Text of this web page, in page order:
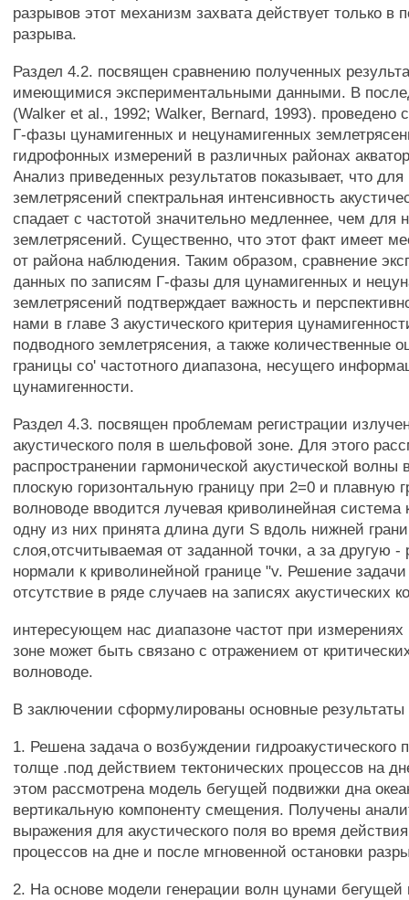
разрывов этот механизм захвата действует только в
разрыва.
Раздел 4.2. посвящен сравнению полученных
имеющимися экспериментальными данными. В
(Walker et al., 1992; Walker, Bernard, 1993). проведено
Г-фазы цунамигенных и нецунамигенных
гидрофонных измерений в различных районах
Анализ приведенных результатов показывает, что
землетрясений спектральная интенсивность
спадает с частотой значительно медленнее, чем для
землетрясений. Существенно, что этот факт имеет
от района наблюдения. Таким образом, сравнение
данных по записям Г-фазы для цунамигенных и
землетрясений подтверждает важность и
нами в главе 3 акустического критерия
подводного землетрясения, а также количественные
границы со' частотного диапазона, несущего
цунамигенности.
Раздел 4.3. посвящен проблемам регистрации
акустического поля в шельфовой зоне. Для этого
распространении гармонической акустической
плоскую горизонтальную границу при 2=0 и плавную
волноводе вводится лучевая криволинейная система
одну из них принята длина дуги S вдоль нижней
слоя,отсчитываемая от заданной точки, а за другую -
нормали к криволинейной границе "v. Решение задачи
отсутствие в ряде случаев на записях акустических
интересующем нас диапазоне частот при
зоне может быть связано с отражением от
волноводе.
В заключении сформулированы основные
1. Решена задача о возбуждении гидроакустического
толще .под действием тектонических процессов на
этом рассмотрена модель бегущей подвижки дна
вертикальную компоненту смещения. Получены
выражения для акустического поля во время
процессов на дне и после мгновенной остановки
2. На основе модели генерации волн цунами бегущей